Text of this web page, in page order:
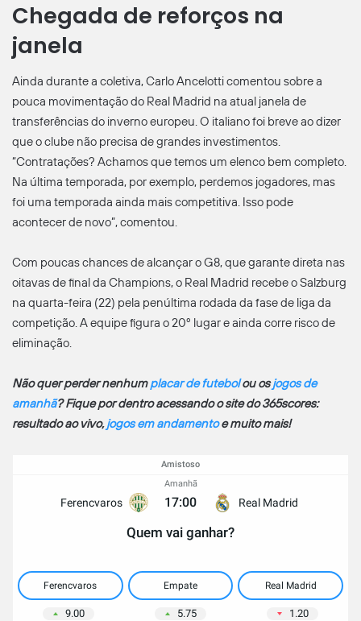
Chegada de reforços na
janela
Ainda durante a coletiva, Carlo Ancelotti comentou sobre a
pouca movimentação do Real Madrid na atual janela de
transferências do inverno europeu. O italiano foi breve ao dizer
que o clube não precisa de grandes investimentos.
“Contratações? Achamos que temos um elenco bem completo.
Na última temporada, por exemplo, perdemos jogadores, mas
foi uma temporada ainda mais competitiva. Isso pode
acontecer de novo”, comentou.
Com poucas chances de alcançar o G8, que garante direta nas
oitavas de final da Champions, o Real Madrid recebe o Salzburg
na quarta-feira (22) pela penúltima rodada da fase de liga da
competição. A equipe figura o 20º lugar e ainda corre risco de
eliminação.
Não quer perder nenhumplacar de futebolou osjogos de
amanhã? Fique por dentro acessando o site do 365scores:
resultado ao vivo,jogos em andamentoe muito mais!
Amistoso
Ferencvaros
Amanhã
17:00 Real Madrid
Quem vai ganhar?
Ferencvaros Empate Real Madrid
9.00 5.75 1.20